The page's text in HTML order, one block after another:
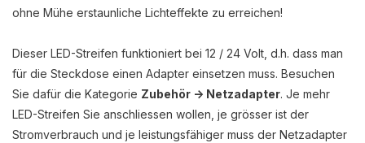
ohne Mühe erstaunliche Lichteffekte zu erreichen!
Dieser LED-Streifen funktioniert bei 12 / 24 Volt, d.h. dass man
für die Steckdose einen Adapter einsetzen muss. Besuchen
Sie dafür die Kategorie Zubehör -> Netzadapter. Je mehr
LED-Streifen Sie anschliessen wollen, je grösser ist der
Stromverbrauch und je leistungsfähiger muss der Netzadapter